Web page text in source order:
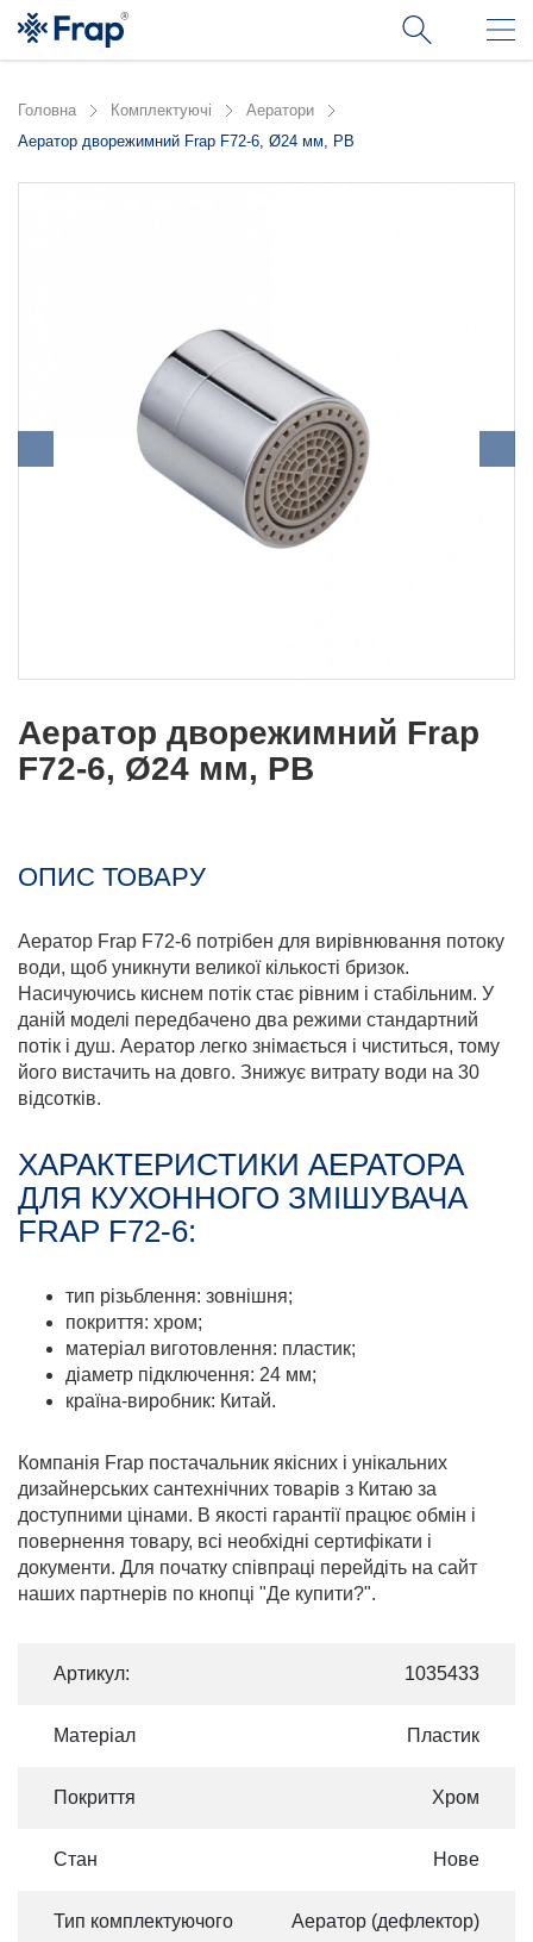
Головна Комплектуючі
Аератори
Аератор дворежимний Frap F72-6, Ø24 мм, РВ
Аератор дворежимний Frap
F72-6, Ø24 мм, РВ
ОПИС ТОВАРУ
Аератор Frap F72-6 потрібен для вирівнювання потоку
води, щоб уникнути великої кількості бризок.
Насичуючись киснем потік стає рівним і стабільним. У
даній моделі передбачено два режими стандартний
потік і душ. Аератор легко знімається і чиститься, тому
його вистачить на довго. Знижує витрату води на 30
відсотків.
ХАРАКТЕРИСТИКИ АЕРАТОРА
ДЛЯ КУХОННОГО ЗМІШУВАЧА
FRAP F72-6:
тип різьблення: зовнішня;
покриття: хром;
матеріал виготовлення: пластик;
діаметр підключення: 24 мм;
країна-виробник: Китай.
Компанія Frap постачальник якісних і унікальних
дизайнерських сантехнічних товарів з Китаю за
доступними цінами. В якості гарантії працює обмін і
повернення товару, всі необхідні сертифікати і
документи. Для початку співпраці перейдіть на сайт
наших партнерів по кнопці "Де купити?".
Артикул: 1035433
Матеріал Пластик
Покриття Хром
Стан Нове
Тип комплектуючого Аератор (дефлектор)